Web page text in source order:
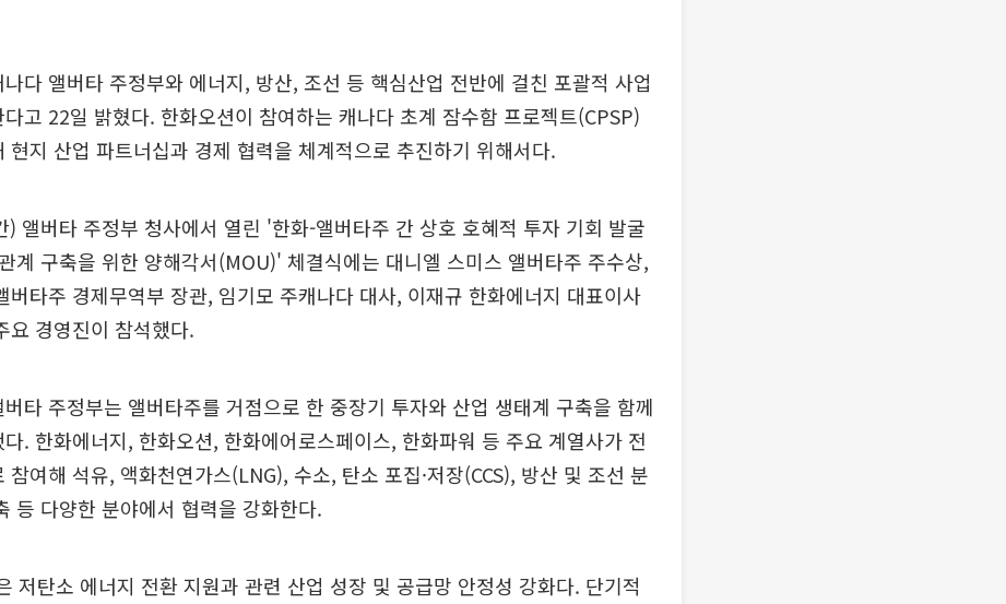
다 앨버타 주정부와 에너지, 방산, 조선 등 핵심산업 전반에 걸친 포괄적 사업
고 22일 밝혔다. 한화오션이 참여하는 캐나다 초계 잠수함 프로젝트(CPSP)
현지 산업 파트너십과 경제 협력을 체계적으로 추진하기 위해서다.
) 앨버타 주정부 청사에서 열린 '한화-앨버타주 간 상호 호혜적 투자 기회 발굴
계 구축을 위한 양해각서(MOU)' 체결식에는 대니엘 스미스 앨버타주 주수상,
버타주 경제무역부 장관, 임기모 주캐나다 대사, 이재규 한화에너지 대표이사
요 경영진이 참석했다.
타 주정부는 앨버타주를 거점으로 한 중장기 투자와 산업 생태계 구축을 함께
. 한화에너지, 한화오션, 한화에어로스페이스, 한화파워 등 주요 계열사가 전
참여해 석유, 액화천연가스(LNG), 수소, 탄소 포집·저장(CCS), 방산 및 조선 분
등 다양한 분야에서 협력을 강화한다.
저탄소 에너지 전환 지원과 관련 산업 성장 및 공급망 안정성 강화다. 단기적